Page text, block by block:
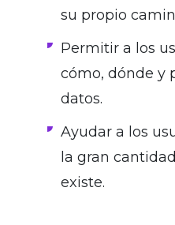
su propio
Permitir a los
cómo, dónde y
datos.
Ayudar a los
la gran
existe.